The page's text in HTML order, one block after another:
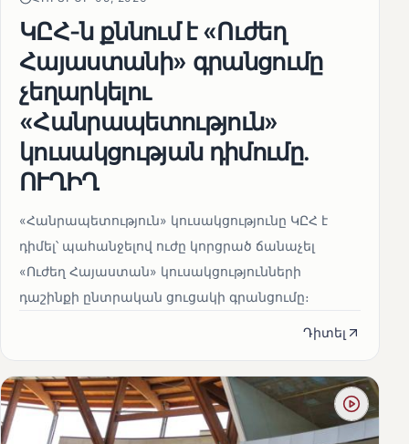
ԿԸՀ-ն քննում է «Ուժեղ
Հայաստանի» գրանցումը
չեղարկելու
«Հանրապետություն»
կուսակցության դիմումը.
ՈՒՂԻՂ
«Հանրապետություն» կուսակցությունը ԿԸՀ է
դիմել՝ պահանջելով ուժը կորցրած ճանաչել
«Ուժեղ Հայաստան» կուսակցությունների
դաշինքի ընտրական ցուցակի գրանցումը։
Դիտել